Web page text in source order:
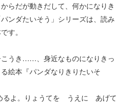
らだが動きだして、何かになりき
ンダたいそう」シリーズは、読み
す。
うき……、身近なものになりきっ
絵本『パンダなりきりたいそ
るよ。りょうてを うえに あげて